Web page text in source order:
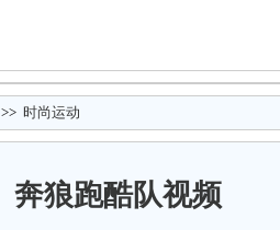
>> 时尚运动
奔狼跑酷队视频